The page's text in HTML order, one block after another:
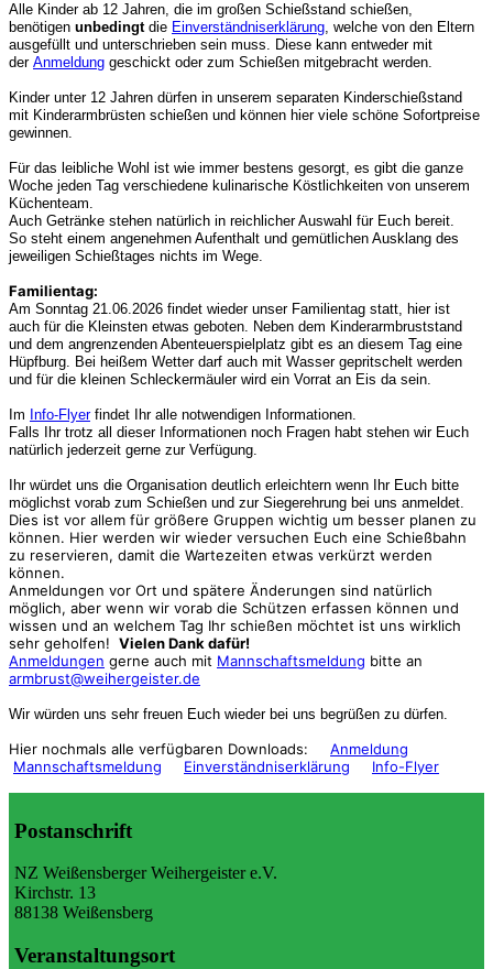
Alle Kinder ab 12 Jahren, die im großen Schießstand schießen,
benötigen unbedingtdie Einverständniserklärung, welche von den Eltern
ausgefüllt und unterschrieben sein muss. Diese kann entweder mit
der Anmeldung geschickt oder zum Schießen mitgebracht werden.
Kinder unter 12 Jahren dürfen in unserem separaten Kinderschießstand
mit Kinderarmbrüsten schießen und können hier viele schöne Sofortpreise
gewinnen.
Für das leibliche Wohl ist wie immer bestens gesorgt, es gibt die ganze
Woche jeden Tag verschiedene kulinarische Köstlichkeiten von unserem
Küchenteam.
Auch Getränke stehen natürlich in reichlicher Auswahl für Euch bereit.
So steht einem angenehmen Aufenthalt und gemütlichen Ausklang des
jeweiligen Schießtages nichts im Wege.
Familientag:
Am Sonntag 21.06.2026 findet wieder unser Familientag statt, hier ist
auch für die Kleinsten etwas geboten. Neben dem Kinderarmbruststand
und dem angrenzenden Abenteuerspielplatz gibt es an diesem Tag eine
Hüpfburg. Bei heißem Wetter darf auch mit Wasser gepritschelt werden
und für die kleinen Schleckermäuler wird ein Vorrat an Eis da sein.
Im Info-Flyerfindet Ihr alle notwendigen Informationen.
Falls Ihr trotz all dieser Informationen noch Fragen habt stehen wir Euch
natürlich jederzeit gerne zur Verfügung.
Ihr würdet uns die Organisation deutlich erleichtern wenn Ihr Euch bitte
möglichst vorab zum Schießen und zur Siegerehrung bei uns anmeldet.
Dies ist vor allem für größere Gruppen wichtig um besser planen zu
können. Hier werden wir wieder versuchen Euch eine Schießbahn
zu reservieren, damit die Wartezeiten etwas verkürzt werden
können.
Anmeldungen vor Ort und spätere Änderungen sind natürlich
möglich, aber wenn wir vorab die Schützen erfassen können und
wissen und an welchem Tag Ihr schießen möchtet ist uns wirklich
sehr geholfen! Vielen Dank dafür!
Anmeldungen gerne auch mit Mannschaftsmeldung bitte an
armbrust@weihergeister.de
Wir würden uns sehr freuen Euch wieder bei uns begrüßen zu dürfen.
Hier nochmals alle verfügbaren Downloads: Anmeldung
Mannschaftsmeldung
Einverständniserklärung Info-Flyer
Postanschrift
NZ Weißensberger Weihergeister e.V.
Kirchstr. 13
88138 Weißensberg
Veranstaltungsort